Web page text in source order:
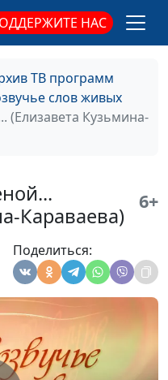
НАС
ТВ программ
слов живых
(Елизавета Кузьмина-
Караваева)
6+
Поделиться:
Захаров
Кириченко,
Захаров
Кириченко,
Захаров